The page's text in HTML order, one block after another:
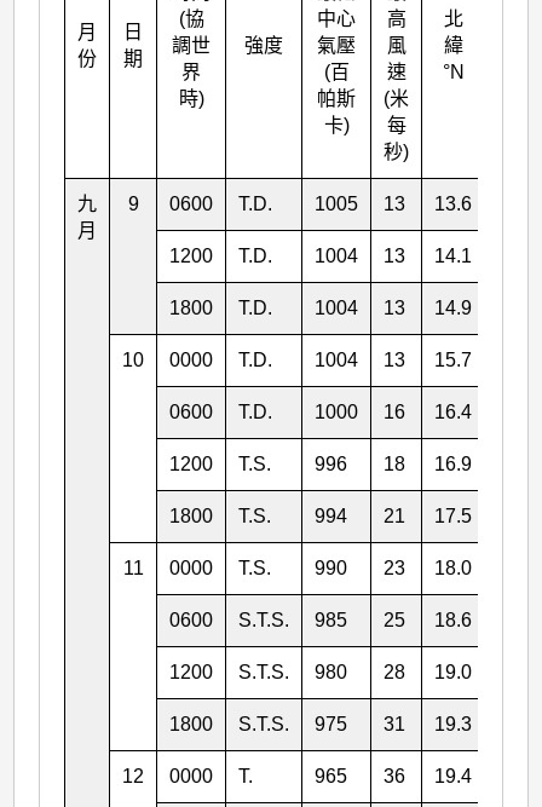
月
份
日
期
(協
調世
界
時)
強度
中心
氣壓
(百
帕斯
卡)
高
風
速
(米
每
秒)
北
緯
°N
九
月
9 0600 T.D. 1005 13 13.6
1200 T.D. 1004 13 14.1
1800 T.D. 1004 13 14.9
10 0000 T.D. 1004 13 15.7
0600 T.D. 1000 16 16.4
1200 T.S. 996 18 16.9
1800 T.S. 994 21 17.5
11 0000 T.S. 990 23 18.0
0600 S.T.S. 985 25 18.6
1200 S.T.S. 980 28 19.0
1800 S.T.S. 975 31 19.3
12 0000 T. 965 36 19.4